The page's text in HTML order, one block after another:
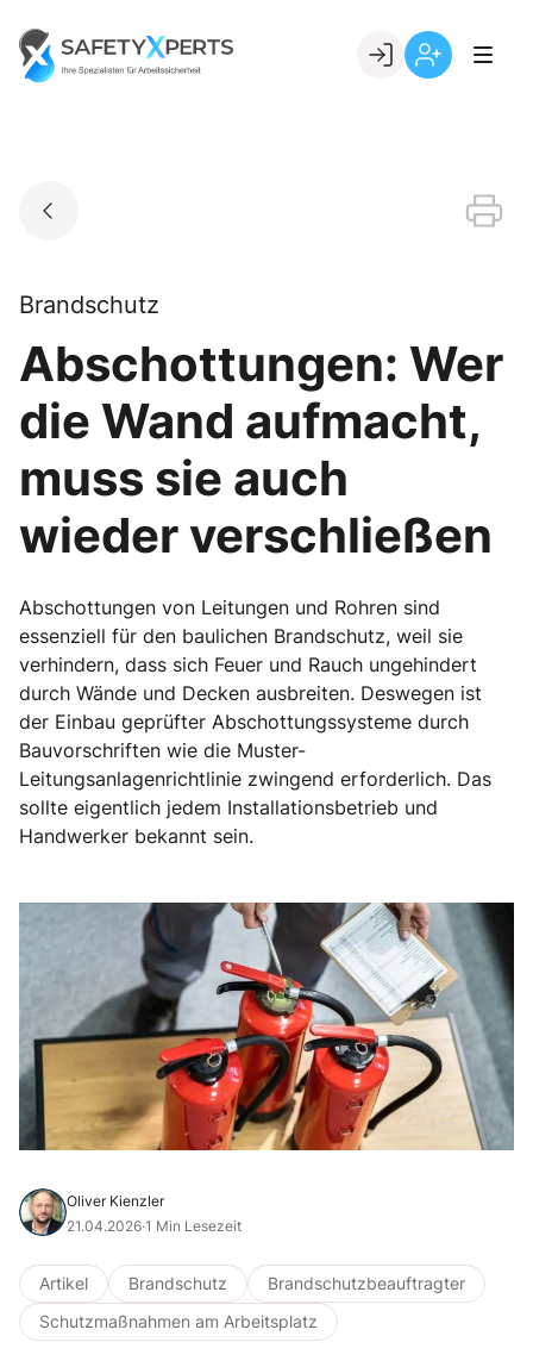
content
Go to landing page.
Brandschutz
Abschottungen: Wer
die Wand aufmacht,
muss sie auch
wieder verschließen
Abschottungen von Leitungen und Rohren sind
essenziell für den baulichen Brandschutz, weil sie
verhindern, dass sich Feuer und Rauch ungehindert
durch Wände und Decken ausbreiten. Deswegen ist
der Einbau geprüfter Abschottungssysteme durch
Bauvorschriften wie die Muster-
Leitungsanlagenrichtlinie zwingend erforderlich. Das
sollte eigentlich jedem Installationsbetrieb und
Handwerker bekannt sein.
Oliver Kienzler
21.04.2026·1 Min Lesezeit
Artikel Brandschutz
Brandschutzbeauftragter
Schutzmaßnahmen am Arbeitsplatz